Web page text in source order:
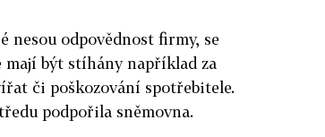
odpovědnost firmy, se
mají být stíhány například za
či poškozování spotřebitele.
podpořila sněmovna.